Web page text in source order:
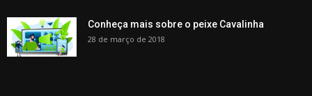
Conheça mais sobre o peixe Cavalinha
28 de março de 2018